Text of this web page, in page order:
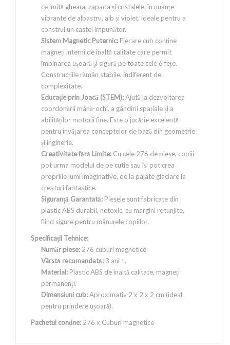
ce imită gheața, zapada și cristalele, în nuanțe
vibrante de albastru, alb și violet, ideale pentru a
construi un castel impunător.
Sistem Magnetic Puternic: Fiecare cub conține
magneți interni de înaltă calitate care permit
îmbinarea ușoară și sigură pe toate cele 6 fețe.
Construcțiile rămân stabile, indiferent de
complexitate.
Educație prin Joacă (STEM):Ajută la dezvoltarea
coordonării mână-ochi, a gândirii spațiale și a
abilităților motorii fine. Este o jucărie excelentă
pentru învățarea conceptelor de bază din geometrie
și inginerie.
Creativitate fără Limite: Cu cele 276 de piese, copiii
pot urma modelul de pe cutie sau își pot crea
propriile lumi imaginative, de la palate glaciare la
creaturi fantastice.
Siguranță Garantată: Piesele sunt fabricate din
plastic ABS durabil, netoxic, cu margini rotunjite,
fiind sigure pentru mânuțele copiilor.
Specificații Tehnice:
Număr piese: 276 cuburi magnetice.
Vârstă recomandată: 3 ani +.
Material: Plastic ABS de înaltă calitate, magneți
permanenți.
Dimensiuni cub:Aproximativ 2 x 2 x 2 cm (ideal
pentru prindere ușoară).
Pachetul conține: 276 x Cuburi magnetice